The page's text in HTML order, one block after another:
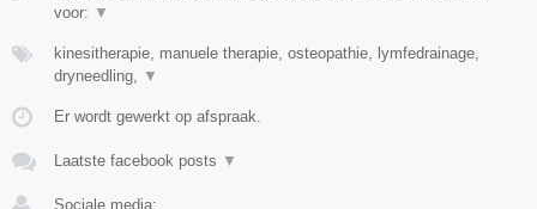
voor: ▼
kinesitherapie, manuele therapie, osteopathie, lymfedrainage,
dryneedling,
▼
Er wordt gewerkt op afspraak.
Laatste facebook posts ▼
Sociale media: